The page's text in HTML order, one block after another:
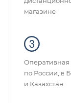
магазине
Оперативная
по России, в
и Казахстан